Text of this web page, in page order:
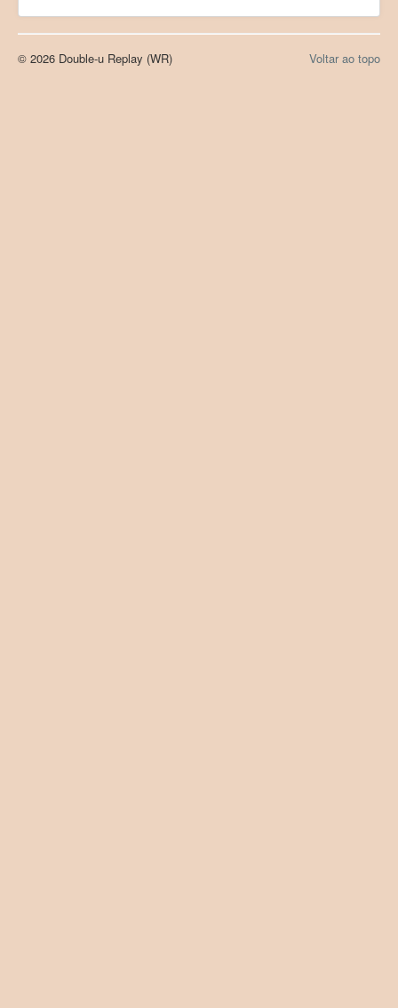
Voltar ao topo
© 2026 Double-u Replay (WR)